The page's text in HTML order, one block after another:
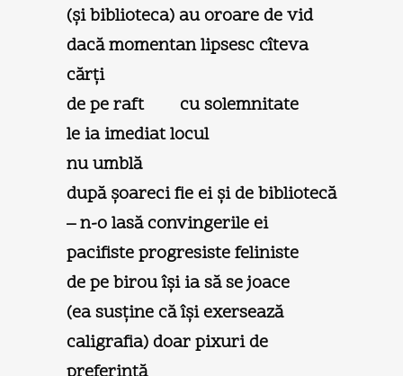
(şi biblioteca) au oroare de vid
dacă momentan lipsesc cîteva
cărți
de pe raft cu solemnitate
le ia imediat locul
nu umblă
după şoareci fie ei şi de bibliotecă
– n-o lasă convingerile ei
pacifiste progresiste feliniste
de pe birou îşi ia să se joace
(ea susține că îşi exersează
caligrafia) doar pixuri de